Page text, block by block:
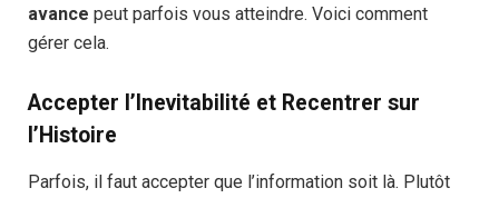
avance peut parfois vous atteindre. Voici comment
gérer cela.
Accepter l’Inevitabilité et Recentrer sur
l’Histoire
Parfois, il faut accepter que l’information soit là. Plutôt